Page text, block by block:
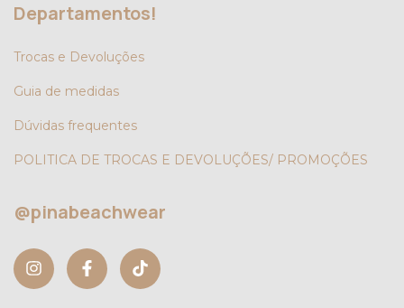
Departamentos!
Trocas e Devoluções
Guia de medidas
Dúvidas frequentes
POLITICA DE TROCAS E DEVOLUÇÕES/ PROMOÇÕES
@pinabeachwear